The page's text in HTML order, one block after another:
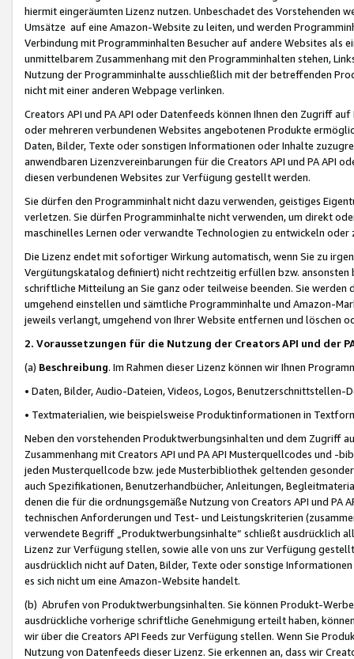
hiermit eingeräumten Lizenz nutzen. Unbeschadet des Vorstehenden
Umsätze auf eine Amazon-Website zu leiten, und werden
Verbindung mit Programminhalten Besucher auf andere Websites als
unmittelbarem Zusammenhang mit den Programminhalten stehen,
Nutzung der Programminhalte ausschließlich mit der betreffenden
nicht mit einer anderen Webpage verlinken.
Creators API und PA API oder Datenfeeds können Ihnen den Zugriff
oder mehreren verbundenen Websites angebotenen Produkte
Daten, Bilder, Texte oder sonstigen Informationen oder Inhalte
anwendbaren Lizenzvereinbarungen für die Creators API und PA API
diesen verbundenen Websites zur Verfügung gestellt werden.
Sie dürfen den Programminhalt nicht dazu verwenden, geistiges
verletzen. Sie dürfen Programminhalte nicht verwenden, um direkt
maschinelles Lernen oder verwandte Technologien zu entwickeln
Die Lizenz endet mit sofortiger Wirkung automatisch, wenn Sie zu
Vergütungskatalog definiert) nicht rechtzeitig erfüllen bzw. ansonsten
schriftliche Mitteilung an Sie ganz oder teilweise beenden. Sie werden
umgehend einstellen und sämtliche Programminhalte und Amazon-
jeweils verlangt, umgehend von Ihrer Website entfernen und löschen
2. Voraussetzungen für die Nutzung der Creators API und der
(a) Beschreibung. Im Rahmen dieser Lizenz können wir Ihnen
• Daten, Bilder, Audio-Dateien, Videos, Logos, Benutzerschnittstellen-
• Textmaterialien, wie beispielsweise Produktinformationen in
Neben den vorstehenden Produktwerbungsinhalten und dem Zugriff
Zusammenhang mit Creators API und PA API Musterquellcodes und
jeden Musterquellcode bzw. jede Musterbibliothek geltenden
auch Spezifikationen, Benutzerhandbücher, Anleitungen,
denen die für die ordnungsgemäße Nutzung von Creators API und PA
technischen Anforderungen und Test- und Leistungskriterien
verwendete Begriff „Produktwerbungsinhalte“ schließt ausdrücklich
Lizenz zur Verfügung stellen, sowie alle von uns zur Verfügung
ausdrücklich nicht auf Daten, Bilder, Texte oder sonstige
es sich nicht um eine Amazon-Website handelt.
(b) Abrufen von Produktwerbungsinhalten. Sie können Produkt-
ausdrückliche vorherige schriftliche Genehmigung erteilt haben,
wir über die Creators API Feeds zur Verfügung stellen. Wenn Sie
Nutzung von Datenfeeds dieser Lizenz. Sie erkennen an, dass wir